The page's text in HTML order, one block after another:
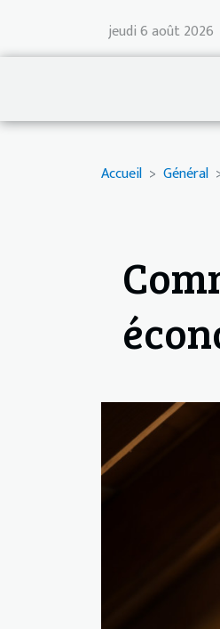
jeudi 6 août 2026
Accueil Général